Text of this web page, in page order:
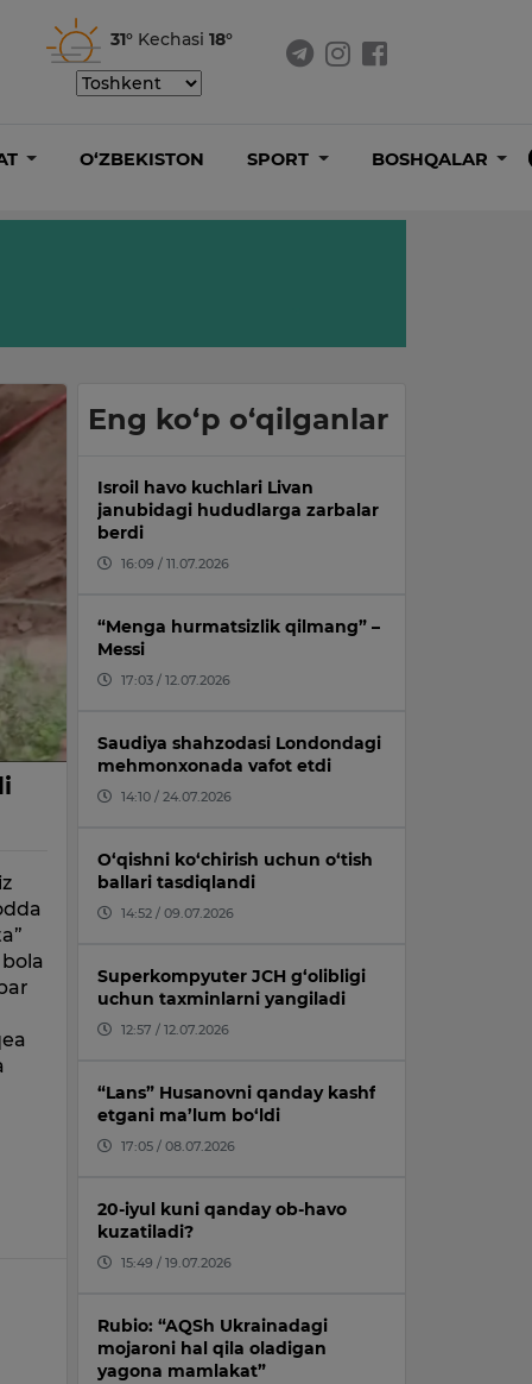
31° Kechasi 18°
O‘ZBEKISTON SPORT BOSHQALAR
Eng ko‘p o‘qilganlar
Isroil havo kuchlari Livan
janubidagi hududlarga zarbalar
berdi
16:09 / 11.07.2026
“Menga hurmatsizlik qilmang” –
Messi
17:03 / 12.07.2026
Saudiya shahzodasi Londondagi
mehmonxonada vafot etdi
14:10 / 24.07.2026
O‘qishni ko‘chirish uchun o‘tish
ballari tasdiqlandi
14:52 / 09.07.2026
Superkompyuter JCH g‘olibligi
uchun taxminlarni yangiladi
12:57 / 12.07.2026
“Lans” Husanovni qanday kashf
etgani ma’lum bo‘ldi
17:05 / 08.07.2026
20-iyul kuni qanday ob-havo
kuzatiladi?
15:49 / 19.07.2026
Rubio: “AQSh Ukrainadagi
mojaroni hal qila oladigan
yagona mamlakat”